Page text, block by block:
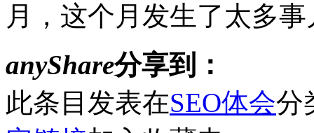
月，这个月发生了太多
anyShare分享到：
此条目发表在SEO体会分